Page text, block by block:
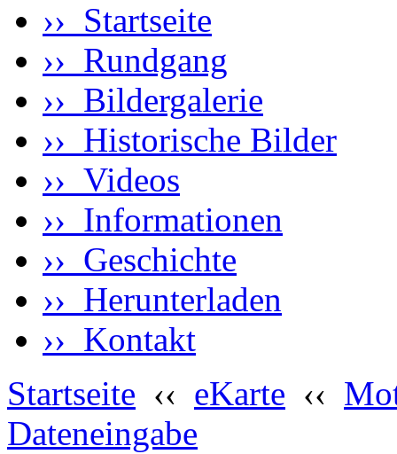
›› Startseite
›› Rundgang
›› Bildergalerie
›› Historische Bilder
›› Videos
›› Informationen
›› Geschichte
›› Herunterladen
›› Kontakt
Startseite ‹‹ eKarte ‹‹
Dateneingabe